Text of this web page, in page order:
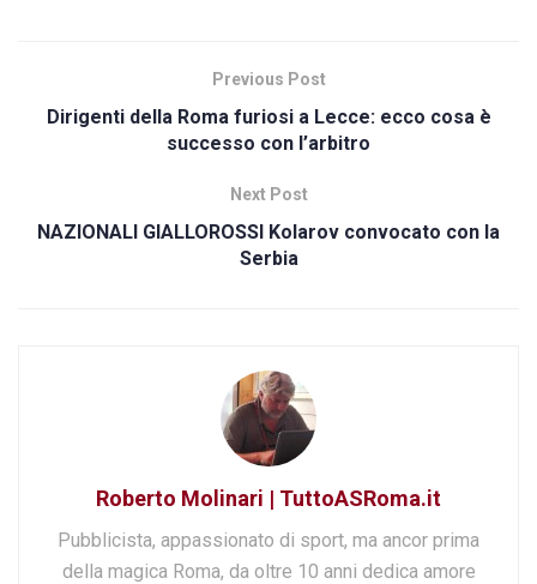
Previous Post
Dirigenti della Roma furiosi a Lecce: ecco cosa è
successo con l’arbitro
Next Post
NAZIONALI GIALLOROSSI Kolarov convocato con la
Serbia
Roberto Molinari | TuttoASRoma.it
Pubblicista, appassionato di sport, ma ancor prima
della magica Roma, da oltre 10 anni dedica amore